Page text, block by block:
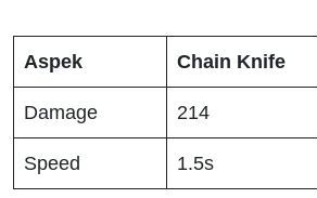
Aspek Chain Knife
Damage 214
Speed 1.5s